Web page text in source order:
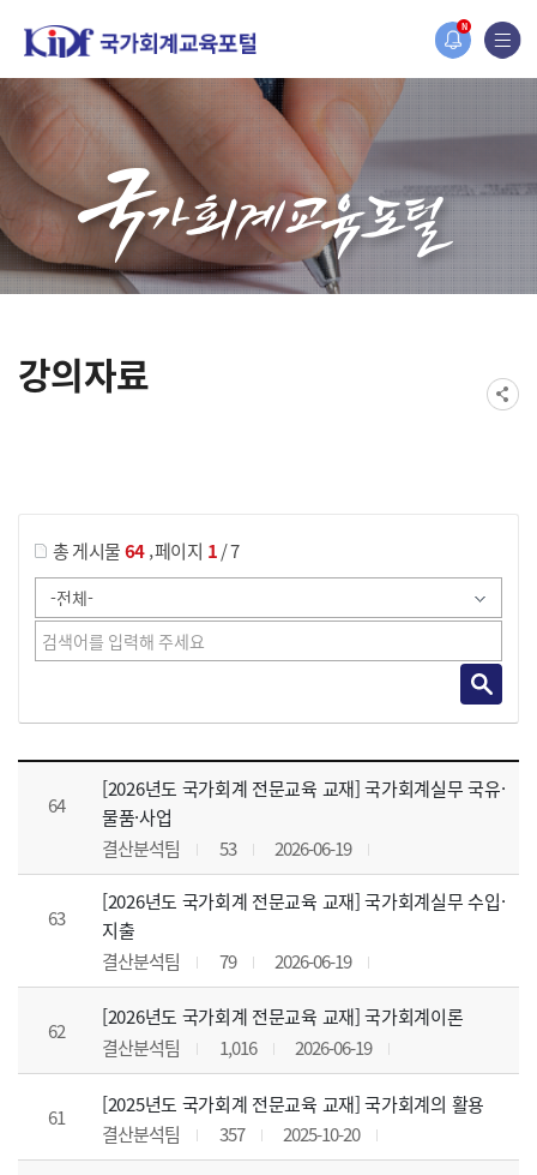
N
홈페이지가 새롭게 개편되었습니다.
한국조세재정연구원홈페이지가 새롭게 개설되었습니다.
강의자료
총 게시물64,페이지 1/ 7
강의자료 목록 으로 번호, 제목, 작성자, 조회수, 등록 일, 첨부파일로 나열 되고 있습니다.
64
[2026년도 국가회계 전문교육 교재] 국가회계실무 국유·
물품·사업
결산분석팀
53 2026-06-19
63
[2026년도 국가회계 전문교육 교재] 국가회계실무 수입·
지출
결산분석팀
79 2026-06-19
62
[2026년도 국가회계 전문교육 교재] 국가회계이론
결산분석팀
1,016 2026-06-19
61
[2025년도 국가회계 전문교육 교재] 국가회계의 활용
결산분석팀
357 2025-10-20